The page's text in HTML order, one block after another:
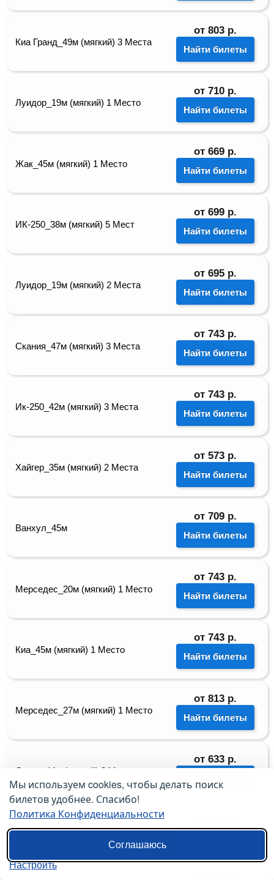
Киа Гранд_49м (мягкий) 3 Места
от 803 р.
Найти билеты
Луидор_19м (мягкий) 1 Место
от 710 р.
Найти билеты
Жак_45м (мягкий) 1 Место
от 669 р.
Найти билеты
ИК-250_38м (мягкий) 5 Мест
от 699 р.
Найти билеты
Луидор_19м (мягкий) 2 Места
от 695 р.
Найти билеты
Скания_47м (мягкий) 3 Места
от 743 р.
Найти билеты
Ик-250_42м (мягкий) 3 Места
от 743 р.
Найти билеты
Хайгер_35м (мягкий) 2 Места
от 573 р.
Найти билеты
Ванхул_45м
от 709 р.
Найти билеты
Мерседес_20м (мягкий) 1 Место
от 743 р.
Найти билеты
Киа_45м (мягкий) 1 Место
от 743 р.
Найти билеты
Мерседес_27м (мягкий) 1 Место
от 813 р.
Найти билеты
Сетра_44м (мягкий) 3 Места
от 633 р.
Мерседес_16м (мягкий) 5 Мест
Мы используем cookies, чтобы делать поиск
билетов удобнее. Спасибо!
Политика Конфиденциальности
Соглашаюсь
Настроить